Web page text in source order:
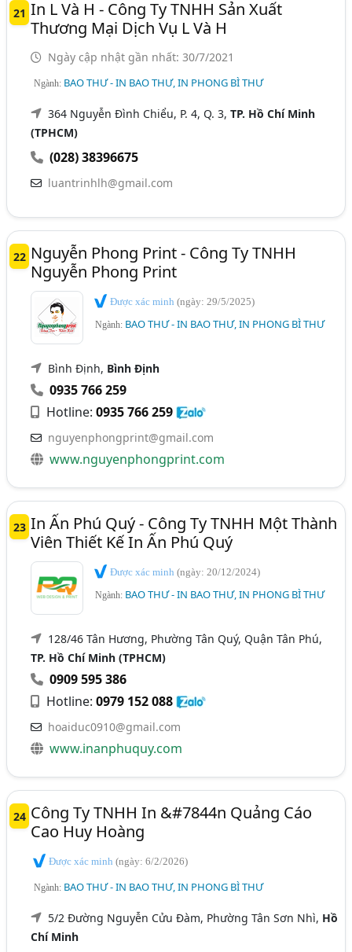
21 In L Và H - Công Ty TNHH Sản Xuất
Thương Mại Dịch Vụ L Và H
Ngày cập nhật gần nhất: 30/7/2021
Ngành: BAO THƯ - IN BAO THƯ, IN PHONG BÌ THƯ
364 Nguyễn Đình Chiểu, P. 4, Q. 3,TP. Hồ Chí Minh
(TPHCM)
(028) 38396675
luantrinhlh@gmail.com
22 Nguyễn Phong Print - Công Ty TNHH
Nguyễn Phong Print
Được xác minh(ngày: 29/5/2025)
Ngành: BAO THƯ - IN BAO THƯ, IN PHONG BÌ THƯ
Bình Định, Bình Định
0935 766 259
Hotline:0935 766 259
nguyenphongprint@gmail.com
www.nguyenphongprint.com
23 In Ấn Phú Quý - Công Ty TNHH Một Thành
Viên Thiết Kế In Ấn Phú Quý
Được xác minh(ngày: 20/12/2024)
Ngành: BAO THƯ - IN BAO THƯ, IN PHONG BÌ THƯ
128/46 Tân Hương, Phường Tân Quý, Quận Tân Phú,
TP. Hồ Chí Minh (TPHCM)
0909 595 386
Hotline:0979 152 088
hoaiduc0910@gmail.com
www.inanphuquy.com
24 Công Ty TNHH In &#7844n Quảng Cáo
Cao Huy Hoàng
Được xác minh(ngày: 6/2/2026)
Ngành: BAO THƯ - IN BAO THƯ, IN PHONG BÌ THƯ
5/2 Đường Nguyễn Cửu Đàm, Phường Tân Sơn Nhì, Hồ
Chí Minh